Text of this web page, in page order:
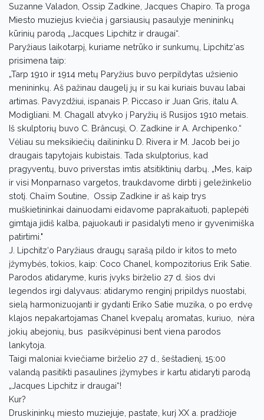
Suzanne Valadon, Ossip Zadkine, Jacques Chapiro. Ta proga
Miesto muziejus kviečia į garsiausių pasaulyje menininkų
kūrinių parodą „Jacques Lipchitz ir draugai“.
Paryžiaus laikotarpį, kuriame netrūko ir sunkumų, Lipchitz‘as
prisimena taip:
„Tarp 1910 ir 1914 metų Paryžius buvo perpildytas užsienio
menininkų. Aš pažinau daugelį jų ir su kai kuriais buvau labai
artimas. Pavyzdžiui, ispanais P. Piccaso ir Juan Gris, italu A.
Modigliani. M. Chagall atvyko į Paryžių iš Rusijos 1910 metais.
Iš skulptorių buvo C. Brâncuşi, O. Zadkine ir A. Archipenko.“
Vėliau su meksikiečių dailininku D. Rivera ir M. Jacob bei jo
draugais tapytojais kubistais. Tada skulptorius, kad
pragyventų, buvo priverstas imtis atsitiktinių darbų. „Mes, kaip
ir visi Monparnaso vargetos, traukdavome dirbti į geležinkelio
stotį. Chaïm Soutine, Ossip Zadkine ir aš kaip trys
muškietininkai dainuodami eidavome paprakaituoti, paplepėti
gimtąja jidiš kalba, pajuokauti ir pasidalyti meno ir gyvenimiška
patirtimi."
J. Lipchitz‘o Paryžiaus draugų sąrašą pildo ir kitos to meto
įžymybės, tokios, kaip: Coco Chanel, kompozitorius Erik Satie.
Parodos atidaryme, kuris įvyks birželio 27 d. šios dvi
legendos irgi dalyvaus: atidarymo renginį pripildys nuostabi,
sielą harmonizuojanti ir gydanti Eriko Satie muzika, o po erdvę
klajos nepakartojamas Chanel kvepalų aromatas, kuriuo, nėra
jokių abejonių, bus pasikvėpinusi bent viena parodos
lankytoja.
Taigi maloniai kviečiame birželio 27 d., šeštadienį, 15:00
valandą pasitikti pasaulines įžymybes ir kartu atidaryti parodą
„Jacques Lipchitz ir draugai“!
Kur?
Druskininkų miesto muziejuje, pastate, kurį XX a. pradžioje